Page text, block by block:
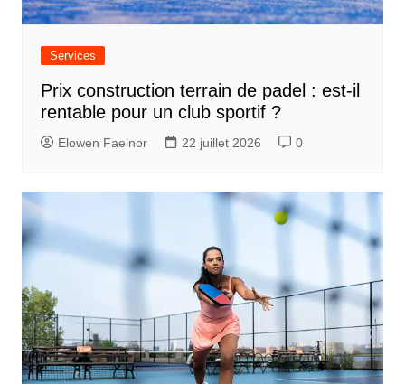
Services
Prix construction terrain de padel : est-il
rentable pour un club sportif ?
Elowen Faelnor 22 juillet 2026 0